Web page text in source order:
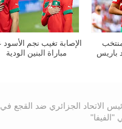
باريس
الإصابة تغيب نجم
مباراة البنين الودية
الاتحاد الجزائري ضد القجع في
"الفيفا"